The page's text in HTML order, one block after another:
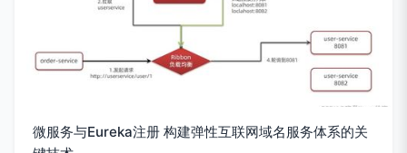
微服务与Eureka注册 构建弹性互联网域名服务体系的关